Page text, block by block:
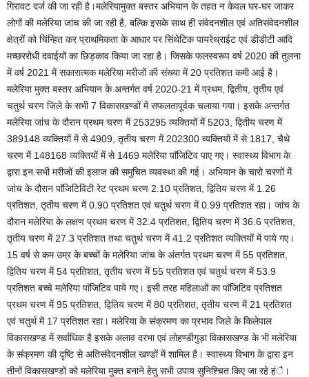
गिरावट दर्ज की जा रही है।मलेरियामुक्त बस्तर अभियान के तहत न केवल घर-घर जाकर
लोगों की मलेरिया जांच की जा रही है, बल्कि इसके साथ ही संवेदनशील एवं अतिसंवेदनशील
क्षेत्रों को चिंन्हित कर प्राथमिकता के आधार पर सिंथेटिक पायरेथ्राईट एवं डीडीटी आदि
मच्छररोधी दवाईयों का छिड़काव किया जा रहा है। जिसके फलस्वरूप वर्ष 2020 की तुलना
में वर्ष 2021 में सकारात्मक मलेरिया मरीजों की संख्या में 20 प्रतिशत कमी आई है।
मलेरिया मुक्त बस्तर अभियान के अन्तर्गत वर्ष 2020-21 में प्रथम, द्वितीय, तृतीय एवं
चतुर्थ चरण जिले के सभी 7 विकासखण्डों में सफलतापूर्वक चलाया गया। इसके अन्तर्गत
मलेरिया जांच के दौरान प्रथम चरण में 253295 व्यक्तियों में 5203, द्वितीय चरण में
389148 व्यक्तियों में से 4909, तृतीय चरण में 202300 व्यक्तियों में से 1817, चैथे
चरण में 148168 व्यक्तियों में से 1469 मलेरिया पाॅजिटिव पाए गए। स्वास्थ्य विभाग के
द्वारा इन सभी मरीजों की इलाज की समुचित व्यवस्था की गई। अभियान के चारो चरणों में
जांच के दौरान पाॅजिटिविटी रेट प्रथम चरण 2.10 प्रतिशत, द्वितिय चरण में 1.26
प्रतिशत, तृतीय चरण में 0.90 प्रतिशत एवं चतुर्थ चरण में 0.99 प्रतिशत रहा। जांच के
दौरान मलेरिया के लक्षण प्रथम चरण में 32.4 प्रतिशत, द्वितिय चरण में 36.6 प्रतिशत,
तृतीय चरण में 27.3 प्रतिशत तथा चतुर्थ चरण में 41.2 प्रतिशत व्यक्तियों में पाये गए।
15 वर्ष से कम उम्र के बच्चों के मलेरिया जांच के अंतर्गत प्रथम चरण में 55 प्रतिशत,
द्वितिय चरण में 54 प्रतिशत, तृतीय चरण में 55 प्रतिशत एवं चतुर्थ चरण में 53.9
प्रतिशत बच्चे मलेरिया पाॅजिटिव पाये गए। इसी तरह महिलाओं का पाॅजिटिव प्रतिशत
प्रथम चरण में 95 प्रतिशत, द्वितिय चरण में 80 प्रतिशत, तृतीय चरण में 21 प्रतिशत
एवं चतुर्थ में 17 प्रतिशत रहा। मलेरिया के संक्रमण का प्रभाव जिले के किलेपाल
विकासखण्ड में सर्वाधिक है इसके अलाव दरभा एवं लोहण्डीगुड़ा विकासखण्ड के भी मलेरिया
के संक्रमण की दृष्टि से अतिसंवेदनशील खण्डों में शामिल है। स्वास्थ्य विभाग के द्वारा इन
तीनों विकासखण्डों को मलेरिया मुक्त बनाने हेतु सभी उपाय सुनिश्चित किए जा रहे हंै।